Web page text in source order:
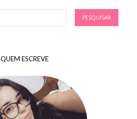
QUEM ESCREVE